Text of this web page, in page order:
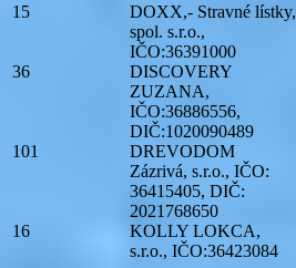
15
DOXX,- Stravné lístky,
spol. s.r.o.,
IČO:36391000
36
DISCOVERY
ZUZANA,
IČO:36886556,
DIČ:1020090489
101
DREVODOM
Zázrivá, s.r.o., IČO:
36415405, DIČ:
2021768650
16
KOLLY LOKCA,
s.r.o., IČO:36423084